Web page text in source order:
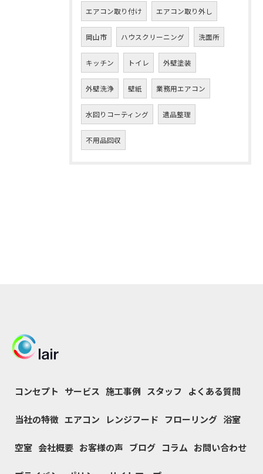
エアコン取り付け エアコン取り外し
岡山市 ハウスクリーニング 洗面所
キッチン トイレ 外壁塗装
外壁洗浄 壁紙 業務用エアコン
水回りコーティング 遺品整理
不用品回収
コンセプト サービス 施工事例 スタッフ よくある質問
当社の特徴 エアコン レンジフード フローリング 浴室
空室 会社概要 お客様の声 ブログ コラム お問い合わせ